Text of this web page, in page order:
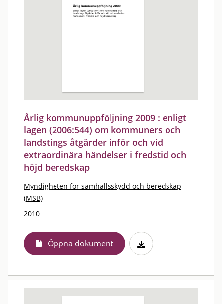
Årlig kommunuppföljning 2009 : enligt
lagen (2006:544) om kommuners och
landstings åtgärder inför och vid
extraordinära händelser i fredstid och
höjd beredskap
Myndigheten för samhällsskydd och beredskap
(MSB)
2010
Öppna dokument